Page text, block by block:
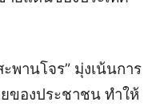
พานโจร” มุ่งเน้นการ
ของประชาชน ทำให้